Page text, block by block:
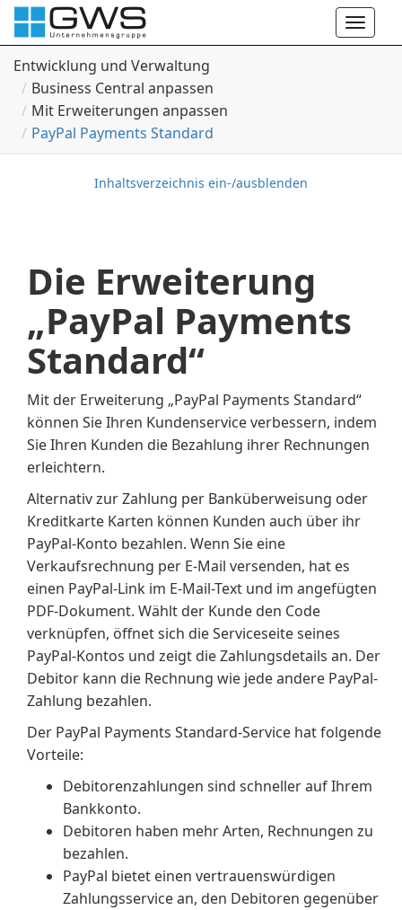
Toggle
Entwicklung und Verwaltung
Business Central anpassen
Mit Erweiterungen anpassen
PayPal Payments Standard
Inhaltsverzeichnis ein-/ausblenden
Die Erweiterung
„PayPal Payments
Standard“
Mit der Erweiterung „PayPal Payments Standard“
können Sie Ihren Kundenservice verbessern, indem
Sie Ihren Kunden die Bezahlung ihrer Rechnungen
erleichtern.
Alternativ zur Zahlung per Banküberweisung oder
Kreditkarte Karten können Kunden auch über ihr
PayPal-Konto bezahlen. Wenn Sie eine
Verkaufsrechnung per E-Mail versenden, hat es
einen PayPal-Link im E-Mail-Text und im angefügten
PDF-Dokument. Wählt der Kunde den Code
verknüpfen, öffnet sich die Serviceseite seines
PayPal-Kontos und zeigt die Zahlungsdetails an. Der
Debitor kann die Rechnung wie jede andere PayPal-
Zahlung bezahlen.
Der PayPal Payments Standard-Service hat folgende
Vorteile:
Debitorenzahlungen sind schneller auf Ihrem
Bankkonto.
Debitoren haben mehr Arten, Rechnungen zu
bezahlen.
PayPal bietet einen vertrauenswürdigen
Zahlungsservice an, den Debitoren gegenüber